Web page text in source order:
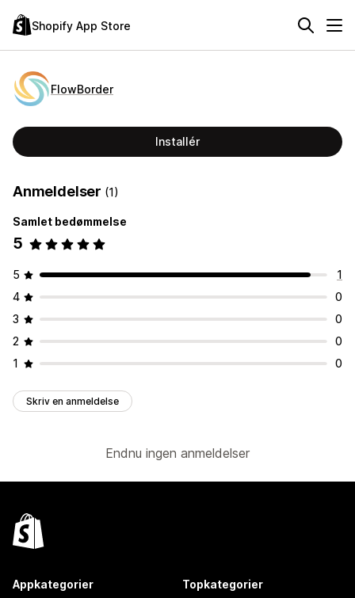
Shopify App Store
FlowBorder
Installér
Anmeldelser (1)
Samlet bedømmelse
5
5
1
4
0
3
0
2
0
1
0
Skriv en anmeldelse
Endnu ingen anmeldelser
Appkategorier Topkategorier